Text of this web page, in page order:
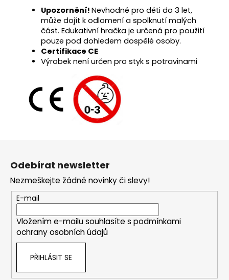
Upozornění! Nevhodné pro děti do 3 let,
může dojít k odlomení a spolknutí malých
část. Edukativní hračka je určená pro použití
pouze pod dohledem dospělé osoby.
Certifikace CE
Výrobek není určen pro styk s potravinami
Z
Odebírat newsletter
Nezmeškejte žádné novinky či slevy!
E-mail
Vložením e-mailu souhlasíte s podmínkami
ochrany osobních údajů
PŘIHLÁSIT SE